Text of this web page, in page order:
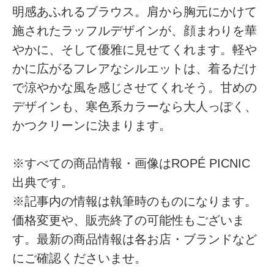
明感あふれるブラウス。肩から胸元にかけて
施されたラッフルデザインが、顔まわりを華
やかに、そして優雅に見せてくれます。軽や
かに広がるフレアなシルエットは、着るだけ
で涼やかな風を感じさせてくれそう。甘めの
デザインも、寒色系カラーなら大人っぽく、
かつクリーンに決まります。
※すべての商品情報・画像はROPÉ PICNIC
出典です。
※記事内の情報は執筆時のものになります。
価格変更や、販売終了の可能性もございま
す。最新の商品情報は各お店・ブランドなど
にご確認くださいませ。